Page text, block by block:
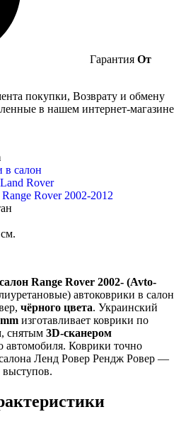
Гарантия От
покупки, Возврату и обмену
в нашем интернет-магазине
в салон
Land Rover
Range Rover 2002-2012
Range Rover 2002- (Avto-
автоковрики в салон
чёрного цвета. Украинский
изготавливает коврики по
снятым 3D-сканером
автомобиля. Коврики точно
Ленд Ровер Рендж Ровер —
выступов.